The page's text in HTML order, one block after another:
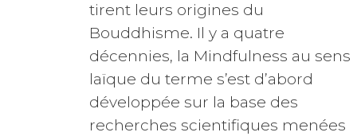
tirent leurs origines du
Bouddhisme. Il y a quatre
décennies, la Mindfulness au sens
laïque du terme s’est d’abord
développée sur la base des
recherches scientifiques menées